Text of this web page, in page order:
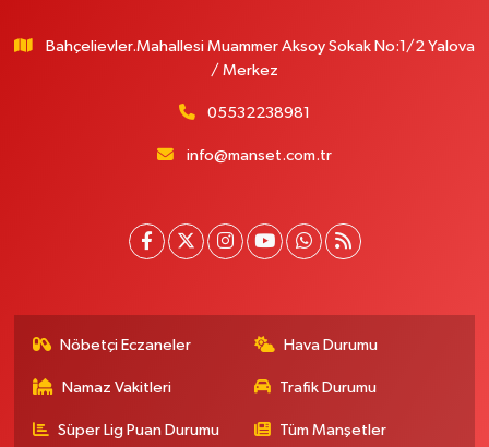
Bahçelievler.Mahallesi Muammer Aksoy Sokak No:1/2 Yalova
/ Merkez
05532238981
info@manset.com.tr
Nöbetçi Eczaneler Hava Durumu
Namaz Vakitleri Trafik Durumu
Süper Lig Puan Durumu
Tüm Manşetler